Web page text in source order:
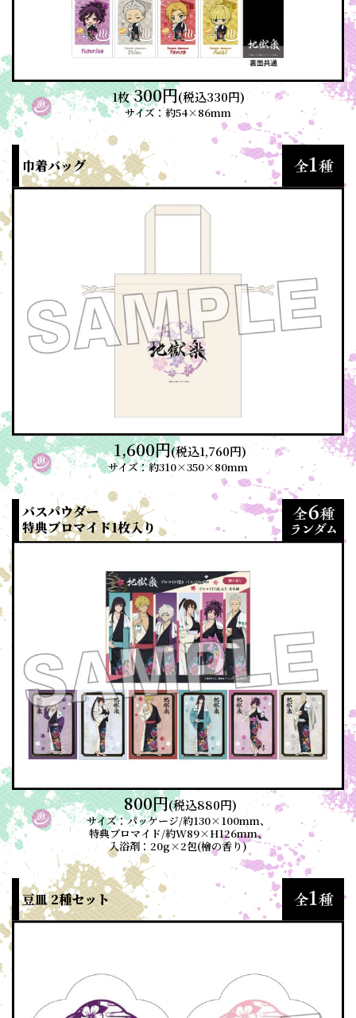
1枚 300円(税込330円)
サイズ：約54×86mm
巾着バッグ
1,600円(税込1,760円)
サイズ：約310×350×80mm
バスパウダー
特典ブロマイド1枚入り
800円(税込880円)
サイズ：パッケージ/約130×100mm、
特典ブロマイド/約W89×H126mm、
入浴剤：20g×2包(檜の香り)
豆皿 2種セット